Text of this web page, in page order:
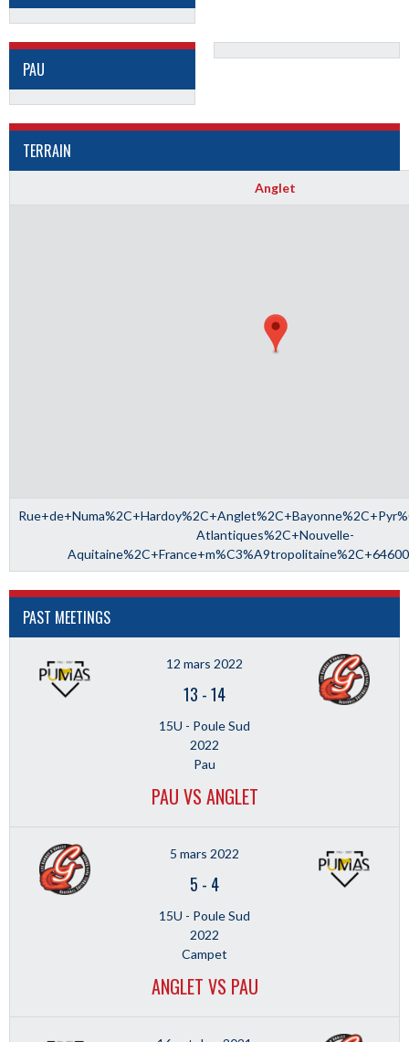
PAU
TERRAIN
Anglet
Atlantiques%2C+Nouvelle-
PAST MEETINGS
12 mars 2022
13 -14
15U - Poule Sud
2022
Pau
PAU VS ANGLET
5 mars 2022
5 - 4
15U - Poule Sud
2022
Campet
ANGLET VS PAU